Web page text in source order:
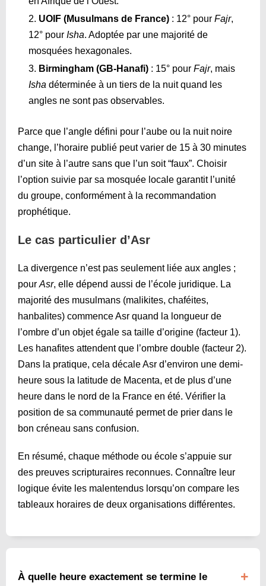
UOIF (Musulmans de France) : 12° pour Fajr,
12° pour Isha. Adoptée par une majorité de
mosquées hexagonales.
Birmingham (GB-Hanafi) : 15° pour Fajr, mais
Isha déterminée à un tiers de la nuit quand les
angles ne sont pas observables.
Parce que l’angle défini pour l’aube ou la nuit noire
change, l’horaire publié peut varier de 15 à 30 minutes
d’un site à l’autre sans que l’un soit “faux”. Choisir
l’option suivie par sa mosquée locale garantit l’unité
du groupe, conformément à la recommandation
prophétique.
Le cas particulier d’Asr
La divergence n’est pas seulement liée aux angles ;
pour Asr, elle dépend aussi de l’école juridique. La
majorité des musulmans (malikites, chaféites,
hanbalites) commence Asr quand la longueur de
l’ombre d’un objet égale sa taille d’origine (facteur 1).
Les hanafites attendent que l’ombre double (facteur 2).
Dans la pratique, cela décale Asr d’environ une demi-
heure sous la latitude de Macenta, et de plus d’une
heure dans le nord de la France en été. Vérifier la
position de sa communauté permet de prier dans le
bon créneau sans confusion.
En résumé, chaque méthode ou école s’appuie sur
des preuves scripturaires reconnues. Connaître leur
logique évite les malentendus lorsqu’on compare les
tableaux horaires de deux organisations différentes.
À quelle heure exactement se termine le